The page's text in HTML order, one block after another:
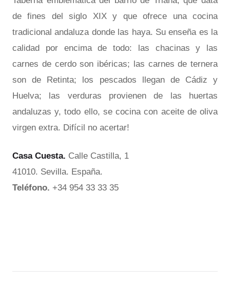
de fines del siglo XIX y que ofrece una cocina
tradicional andaluza donde las haya. Su enseña es la
calidad por encima de todo: las chacinas y las
carnes de cerdo son ibéricas; las carnes de ternera
son de Retinta; los pescados llegan de Cádiz y
Huelva; las verduras provienen de las huertas
andaluzas y, todo ello, se cocina con aceite de oliva
virgen extra. Difícil no acertar!
Casa Cuesta. Calle Castilla, 1
41010. Sevilla. España.
Teléfono. +34 954 33 33 35